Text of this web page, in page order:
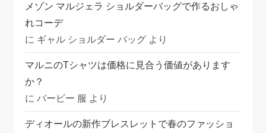
メゾン マルジェラ ショルダーバッグで作るおしゃ
れコーデ
に ギャル ショルダー バッグ より
マルニのTシャツは価格に見合う価値があります
か？
にバービー 服 より
ディオールの新作ブレスレットで春のファッショ